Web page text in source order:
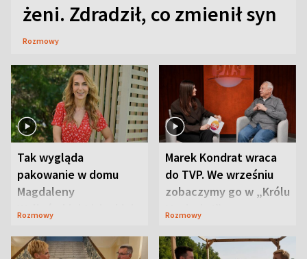
żeni. Zdradził, co zmienił syn
Rozmowy
Tak wygląda
pakowanie w domu
Magdaleny
Waligórskiej-Lisieckiej.
Rozmowy
Marek Kondrat wraca
do TVP. We wrześniu
zobaczymy go w „Królu
Maciusiu I”
Rozmowy